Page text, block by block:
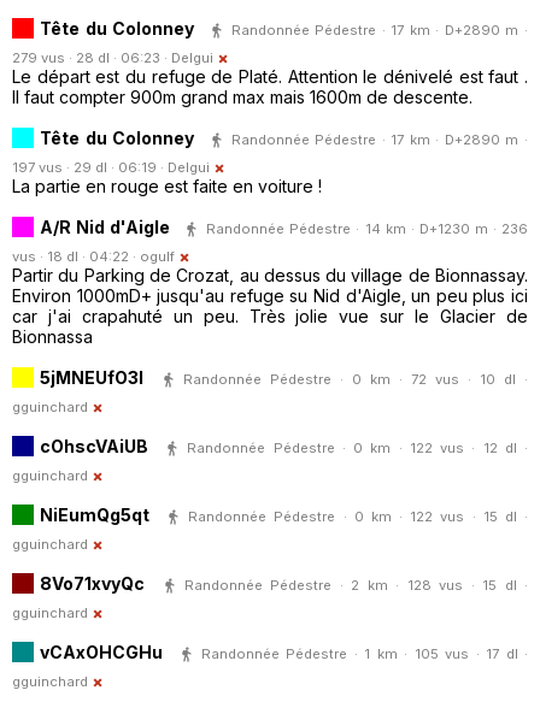
Tête du Colonney
Randonnée Pédestre · 17 km · D+2890 m ·
279 vus · 28 dl · 06:23 · Delgui
Le départ est du refuge de Platé. Attention le dénivelé est faut .
Il faut compter 900m grand max mais 1600m de descente.
Tête du Colonney
Randonnée Pédestre · 17 km · D+2890 m ·
197 vus · 29 dl · 06:19 · Delgui
La partie en rouge est faite en voiture !
A/R Nid d'Aigle
Randonnée Pédestre · 14 km · D+1230 m · 236
vus · 18 dl · 04:22 · ogulf
Partir du Parking de Crozat, au dessus du village de Bionnassay.
Environ 1000mD+ jusqu'au refuge su Nid d'Aigle, un peu plus ici
car j'ai crapahuté un peu. Très jolie vue sur le Glacier de
Bionnassa
5jMNEUfO3l
Randonnée Pédestre · 0 km · 72 vus · 10 dl ·
gguinchard
cOhscVAiUB
Randonnée Pédestre · 0 km · 122 vus · 12 dl ·
gguinchard
NiEumQg5qt
Randonnée Pédestre · 0 km · 122 vus · 15 dl ·
gguinchard
8Vo71xvyQc
Randonnée Pédestre · 2 km · 128 vus · 15 dl ·
gguinchard
vCAxOHCGHu
Randonnée Pédestre · 1 km · 105 vus · 17 dl ·
gguinchard